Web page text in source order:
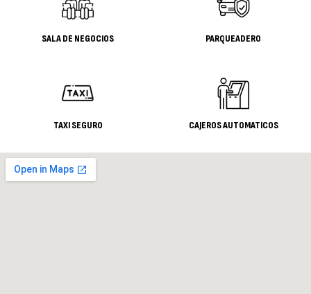
SALA DE NEGOCIOS PARQUEADERO
TAXI SEGURO CAJEROS AUTOMATICOS